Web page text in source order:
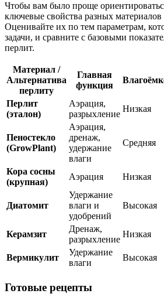
Чтобы вам было проще
ключевые свойства разных
Оценивайте их по тем параметрам,
задачи, и сравните с базовыми
перлит.
Материал /
Альтернатива
перлиту
Главная
функция
Перлит
(эталон)
Аэрация,
разрыхление
Низкая
Пеностекло
(GrowPlant)
Аэрация,
дренаж,
удержание
влаги
Средняя
Кора сосны
(крупная)
Аэрация Низкая
Диатомит
Удержание
влаги и
удобрений
Высокая
Керамзит
Дренаж,
разрыхление
Низкая
Вермикулит
Удержание
влаги
Высокая
Готовые рецепты